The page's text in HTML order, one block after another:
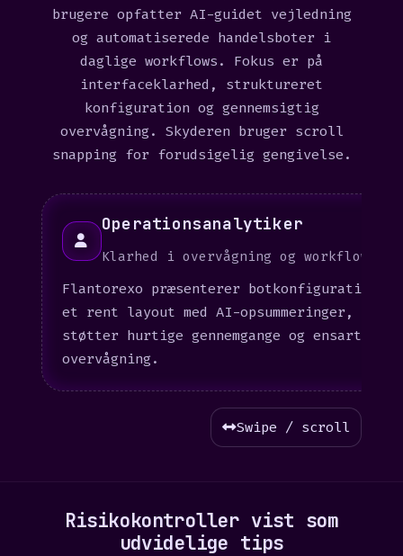
brugere opfatter AI-guidet vejledning
og automatiserede handelsboter i
daglige workflows. Fokus er på
interfaceklarhed, struktureret
konfiguration og gennemsigtig
overvågning. Skyderen bruger scroll
snapping for forudsigelig gengivelse.
Operationsanalytiker
Klarhed i overvågning og workflow
Flantorexo præsenterer botkonfiguration i
et rent layout med AI-opsummeringer, der
støtter hurtige gennemgange og ensartet
overvågning.
Swipe / scroll
Risikokontroller vist som
udvidelige tips